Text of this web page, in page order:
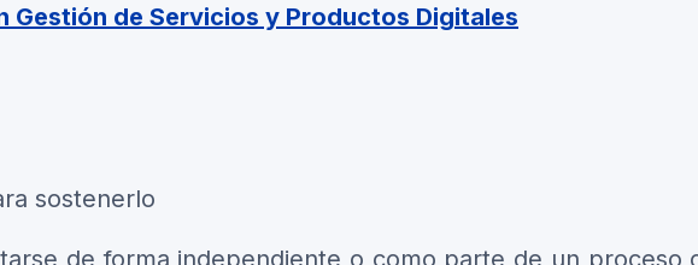
Gestión de Servicios y Productos Digitales
sostenerlo
de forma independiente o como parte de un proceso